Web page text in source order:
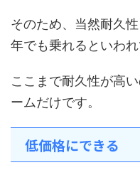
そのため、当然耐久
年でも乗れるといわれ
ここまで耐久性が高
ームだけです。
低価格にできる